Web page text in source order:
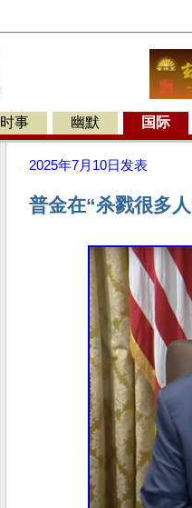
时事 幽默 国际
2025年7月10日 发表
普金在“杀戮很多